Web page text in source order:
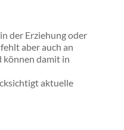
der Erziehung oder
aber auch an
können damit in
aktuelle